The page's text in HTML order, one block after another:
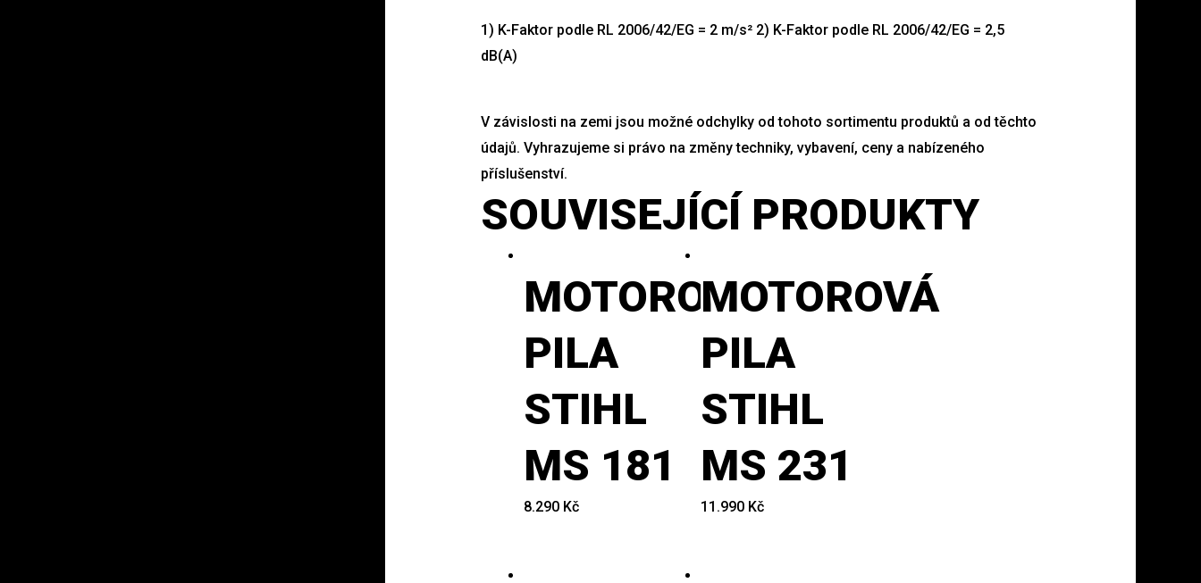
1) K-Faktor podle RL 2006/42/EG = 2 m/s² 2) K-Faktor podle RL 2006/42/EG = 2,5
dB(A)
V závislosti na zemi jsou možné odchylky od tohoto sortimentu produktů a od těchto
údajů. Vyhrazujeme si právo na změny techniky, vybavení, ceny a nabízeného
příslušenství.
SOUVISEJÍCÍ PRODUKTY
MOTOROVÁ
PILA
STIHL
MS 181
8.290 Kč
MOTOROVÁ
PILA
STIHL
MS 231
11.990 Kč